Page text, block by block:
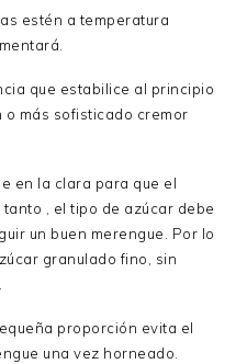
estén a temperatura
que estabilice al principio
más sofisticado cremor
en la clara para que el
, el tipo de azúcar debe
un buen merengue. Por lo
granulado fino, sin
proporción evita el
una vez horneado.